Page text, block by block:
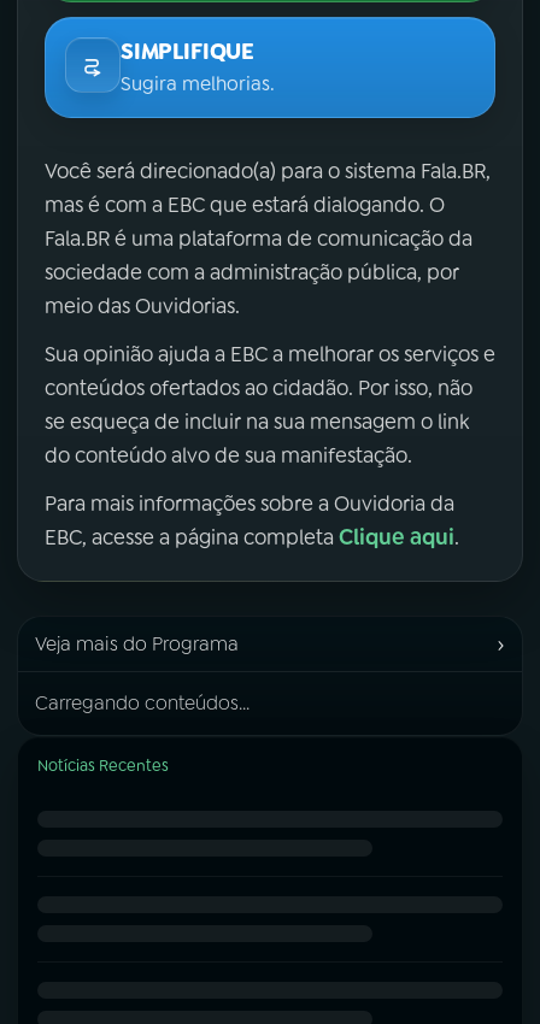
SIMPLIFIQUE
Sugira melhorias.
Você será direcionado(a) para o sistema Fala.BR,
mas é com a EBC que estará dialogando. O
Fala.BR é uma plataforma de comunicação da
sociedade com a administração pública, por
meio das Ouvidorias.
Sua opinião ajuda a EBC a melhorar os serviços e
conteúdos ofertados ao cidadão. Por isso, não
se esqueça de incluir na sua mensagem o link
do conteúdo alvo de sua manifestação.
Para mais informações sobre a Ouvidoria da
EBC, acesse a página completa Clique aqui.
Veja mais do Programa ›
Carregando conteúdos...
Notícias Recentes